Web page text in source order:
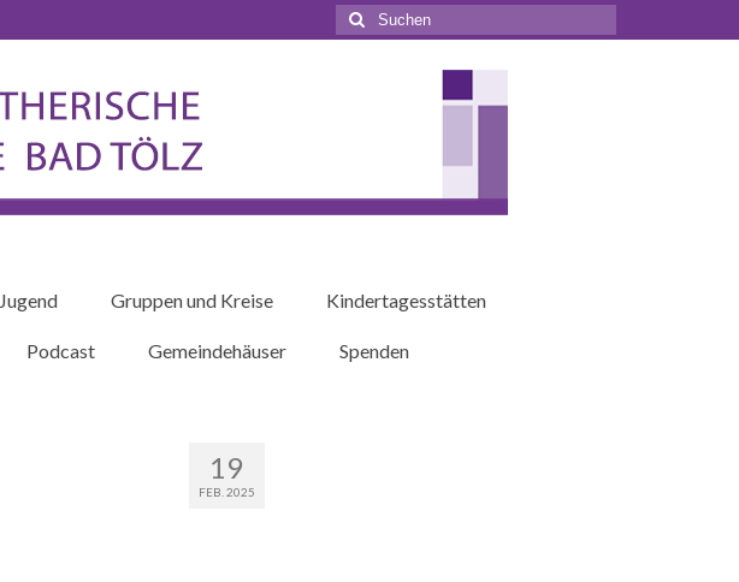
Suchen
nach:
Jugend Gruppen und Kreise Kindertagesstätten
Podcast Gemeindehäuser Spenden
19
FEB. 2025